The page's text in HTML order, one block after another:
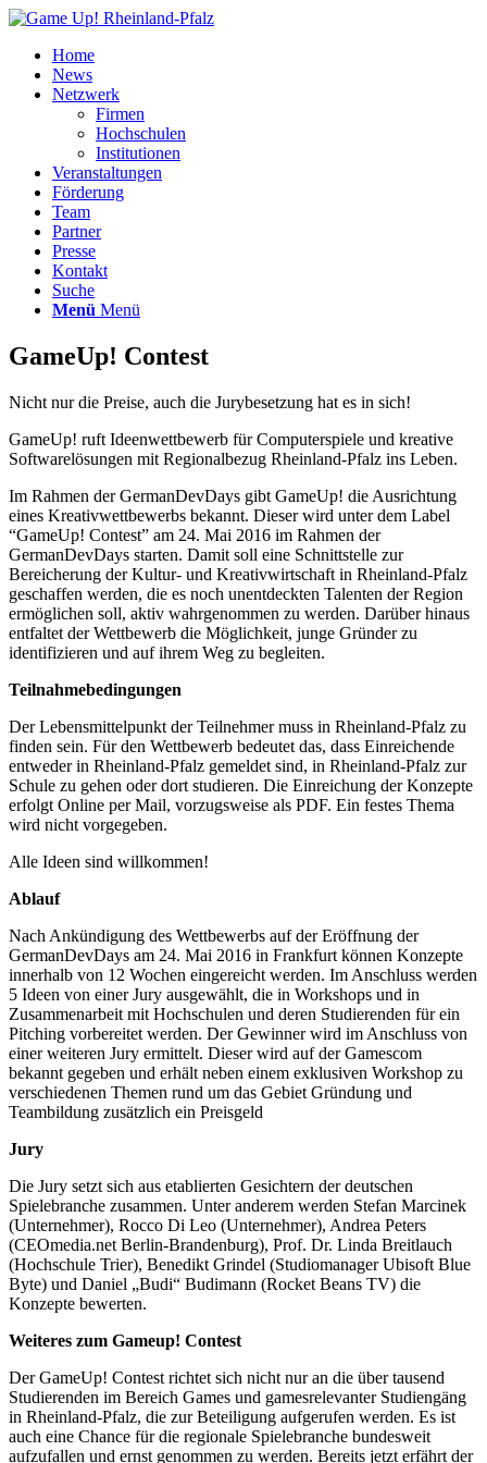
Home
News
Netzwerk
Firmen
Hochschulen
Institutionen
Veranstaltungen
Förderung
Team
Partner
Presse
Kontakt
Suche
Menü Menü
GameUp! Contest
Nicht nur die Preise, auch die Jurybesetzung hat es in sich!
GameUp! ruft Ideenwettbewerb für Computerspiele und kreative
Softwarelösungen mit Regionalbezug Rheinland-Pfalz ins Leben.
Im Rahmen der GermanDevDays gibt GameUp! die Ausrichtung
eines Kreativwettbewerbs bekannt. Dieser wird unter dem Label
“GameUp! Contest” am 24. Mai 2016 im Rahmen der
GermanDevDays starten. Damit soll eine Schnittstelle zur
Bereicherung der Kultur- und Kreativwirtschaft in Rheinland-Pfalz
geschaffen werden, die es noch unentdeckten Talenten der Region
ermöglichen soll, aktiv wahrgenommen zu werden. Darüber hinaus
entfaltet der Wettbewerb die Möglichkeit, junge Gründer zu
identifizieren und auf ihrem Weg zu begleiten.
Teilnahmebedingungen
Der Lebensmittelpunkt der Teilnehmer muss in Rheinland-Pfalz zu
finden sein. Für den Wettbewerb bedeutet das, dass Einreichende
entweder in Rheinland-Pfalz gemeldet sind, in Rheinland-Pfalz zur
Schule zu gehen oder dort studieren. Die Einreichung der Konzepte
erfolgt Online per Mail, vorzugsweise als PDF. Ein festes Thema
wird nicht vorgegeben.
Alle Ideen sind willkommen!
Ablauf
Nach Ankündigung des Wettbewerbs auf der Eröffnung der
GermanDevDays am 24. Mai 2016 in Frankfurt können Konzepte
innerhalb von 12 Wochen eingereicht werden. Im Anschluss werden
5 Ideen von einer Jury ausgewählt, die in Workshops und in
Zusammenarbeit mit Hochschulen und deren Studierenden für ein
Pitching vorbereitet werden. Der Gewinner wird im Anschluss von
einer weiteren Jury ermittelt. Dieser wird auf der Gamescom
bekannt gegeben und erhält neben einem exklusiven Workshop zu
verschiedenen Themen rund um das Gebiet Gründung und
Teambildung zusätzlich ein Preisgeld
Jury
Die Jury setzt sich aus etablierten Gesichtern der deutschen
Spielebranche zusammen. Unter anderem werden Stefan Marcinek
(Unternehmer), Rocco Di Leo (Unternehmer), Andrea Peters
(CEOmedia.net Berlin-Brandenburg), Prof. Dr. Linda Breitlauch
(Hochschule Trier), Benedikt Grindel (Studiomanager Ubisoft Blue
Byte) und Daniel „Budi“ Budimann (Rocket Beans TV) die
Konzepte bewerten.
Weiteres zum Gameup! Contest
Der GameUp! Contest richtet sich nicht nur an die über tausend
Studierenden im Bereich Games und gamesrelevanter Studiengäng
in Rheinland-Pfalz, die zur Beteiligung aufgerufen werden. Es ist
auch eine Chance für die regionale Spielebranche bundesweit
aufzufallen und ernst genommen zu werden. Bereits jetzt erfährt der